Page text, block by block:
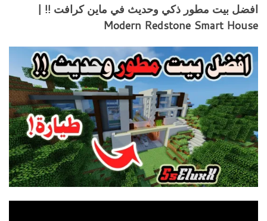
افضل بيت مطور ذكي وحديث في ماين كرافت !! |
Modern Redstone Smart House